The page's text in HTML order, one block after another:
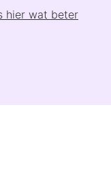
hier wat beter